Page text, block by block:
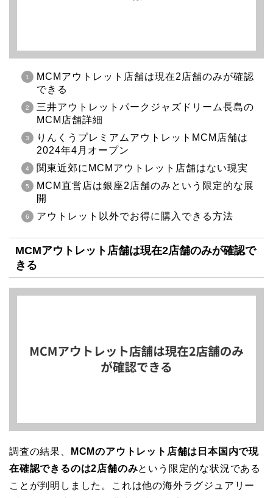
MCMアウトレット店舗は現在2店舗のみが確認
できる
三井アウトレットパークジャズドリーム長島の
MCM店舗詳細
りんくうプレミアムアウトレットMCM店舗は
2024年4月オープン
関東近郊にMCMアウトレット店舗はない現実
MCM直営店は銀座2店舗のみという限定的な展
開
アウトレット以外でお得に購入できる方法
MCMアウトレット店舗は現在2店舗のみが確認で
きる
調査の結果、
MCMのアウトレット店舗は日本国内で現
在確認できるのは2店舗のみという限定的な状況である
ことが判明しました。これは他の海外ラグジュアリー